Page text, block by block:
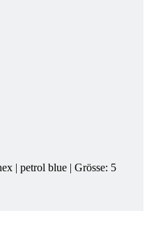
| petrol blue | Grösse: 5